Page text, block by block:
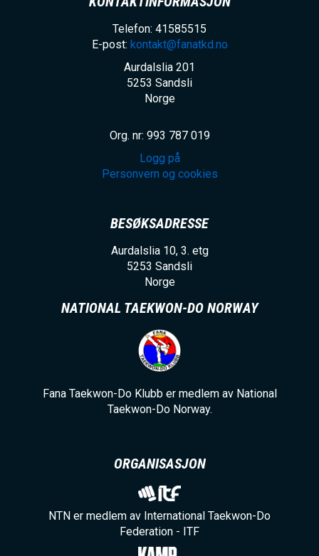
Telefon: 41585515
E-post: kontakt@fanatkd.no
Aurdalslia 201
5253 Sandsli
Norge
Org. nr: 993 787 019
Logg på
Personvern og cookies
BESØKSADRESSE
Aurdalslia 10, 3. etg
5253 Sandsli
Norge
NATIONAL TAEKWON-DO NORWAY
Fana Taekwon-Do Klubb er medlem av National
Taekwon-Do Norway.
ORGANISASJON
NTN er medlem av International Taekwon-Do
Federation - ITF